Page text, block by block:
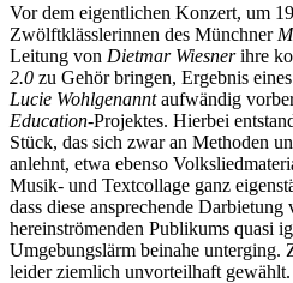
Vor dem eigentlichen Konzert, um
Zwölftklässlerinnen des Münchner
Leitung von Dietmar Wiesnerihre
2.0 zu Gehör bringen, Ergebnis
Lucie Wohlgenanntaufwändig
Education-Projektes. Hierbei
Stück, das sich zwar an Methoden
anlehnt, etwa ebenso
Musik- und Textcollage ganz
dass diese ansprechende Darbietung
hereinströmenden Publikums quasi
Umgebungslärm beinahe unterging.
leider ziemlich unvorteilhaft gewählt.